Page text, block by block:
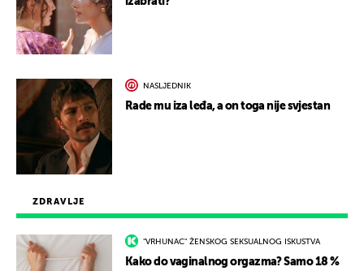
ZDRAVLJE
"VRHUNAC" ŽENSKOG SEKSUALNOG ISKUSTVA
Kako do vaginalnog orgazma? Samo 18 %
NASLJEDNIK
Rade mu iza leđa, a on toga nije svjestan